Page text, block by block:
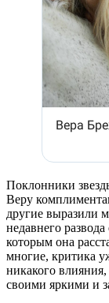
Поклонники
Веру
другие выразили
недавнего
которым она
многие, критика
никакого
своими яркими и